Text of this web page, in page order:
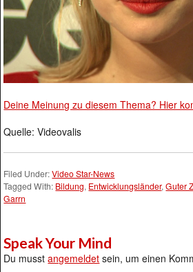
Deine Meinung zu diesem Thema? Hier
Quelle: Videovalis
Filed Under:Video Star-News
Tagged With: Bildung, Entwicklungsländer,Guter
Garrn
Speak Your Mind
Du musstangemeldet sein, um einen